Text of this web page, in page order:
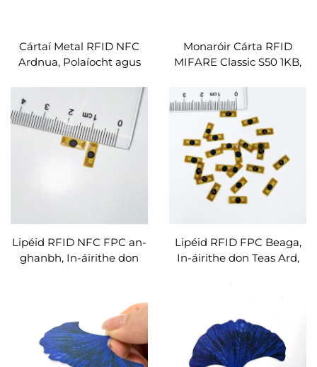
Cártaí Metal RFID NFC
Ardnua, Polaíocht agus
Léamh RF ar Aon
Tábhacht
Monaróir Cárta RFID
MIFARE Classic S50 1KB,
saincheaptha
Lipéid RFID NFC FPC an-
ghanbh, In-áirithe don
Lipéid RFID FPC Beaga,
In-áirithe don Teas Ard,